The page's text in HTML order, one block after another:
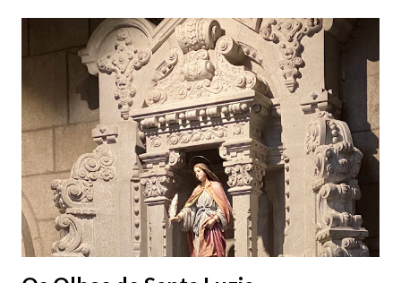
(2019.10.25) Feira Semanal em Viana do Castelo (2019.10.25)
Feira Semanal em Viana do Castelo (2019.10.25) Feira Semanal
em Viana do Castelo (2019.10.25) Feira Semanal em Viana do
Castelo (2019.10.25) Feira Semanal em Viana do Castelo
(2019.10.25)